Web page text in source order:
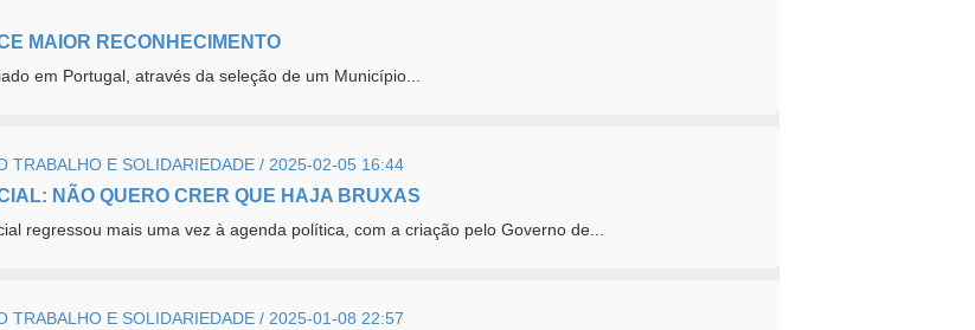
MAIOR RECONHECIMENTO
em Portugal, através da seleção de um Município...
TRABALHO E SOLIDARIEDADE / 2025-02-05 16:44
NÃO QUERO CRER QUE HAJA BRUXAS
regressou mais uma vez à agenda política, com a criação pelo Governo de...
TRABALHO E SOLIDARIEDADE / 2025-01-08 22:57